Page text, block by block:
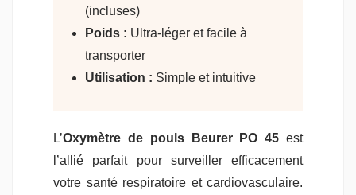
(incluses)
Poids : Ultra-léger et facile à
transporter
Utilisation : Simple et intuitive
L’Oxymètre de pouls Beurer PO 45 est
l’allié parfait pour surveiller efficacement
votre santé respiratoire et cardiovasculaire.